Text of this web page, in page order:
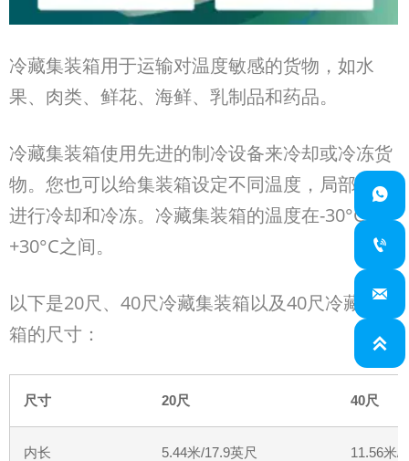
冷藏集装箱用于运输对温度敏感的货物，如水
果、肉类、鲜花、海鲜、乳制品和药品。
冷藏集装箱使用先进的制冷设备来冷却或冷冻货
物。您也可以给集装箱设定不同温度，局部同时
进行冷却和冷冻。冷藏集装箱的温度在-30°C～
+30°C之间。
以下是20尺、 40尺冷藏集装箱以及40尺冷藏高
箱的尺寸：
尺寸 20尺 40尺
内长 5.44米/17.9英尺 11.56米/



